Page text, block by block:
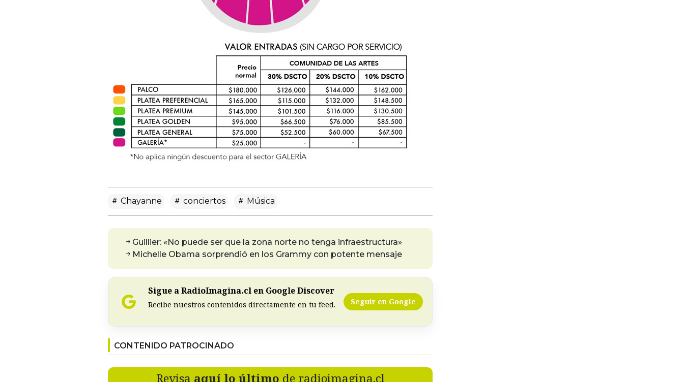
Chayanne conciertos Música
Guillier: «No puede ser que la zona norte no tenga infraestructura»
Michelle Obama sorprendió en los Grammy con potente mensaje
Sigue a RadioImagina.cl en Google Discover
Recibe nuestros contenidos directamente en tu feed. Seguir en Google
CONTENIDO PATROCINADO
Revisa aquí lo último de radioimagina.cl